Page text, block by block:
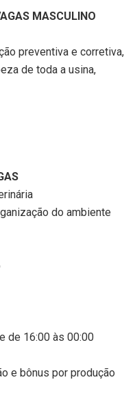
MASCULINO
preventiva e corretiva,
de toda a usina,
do ambiente
de 16:00 às 00:00
e bônus por produção